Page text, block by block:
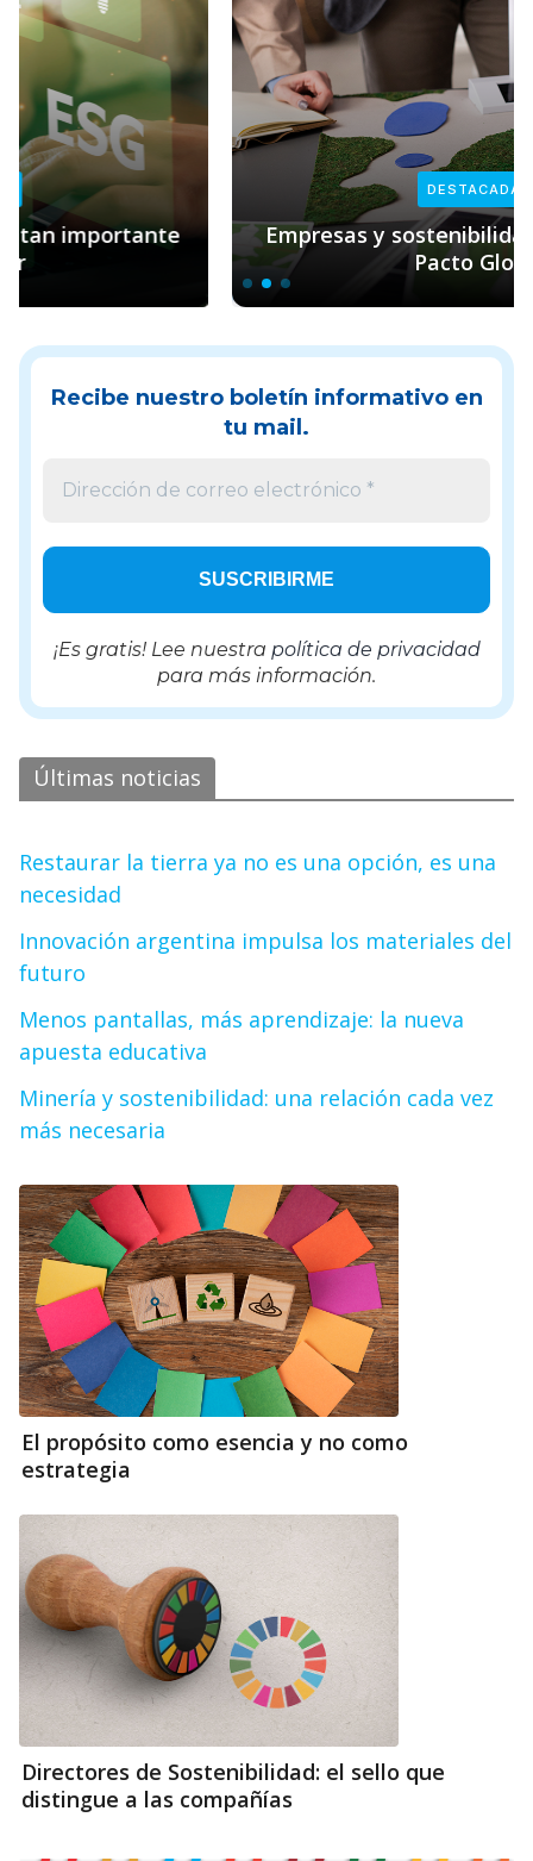
DESTACADAS
Empresas y sostenibilidad: el rol clave de
Pacto Global
Recibe nuestro boletín informativo en
tu mail.
¡Es gratis! Lee nuestra política de privacidad
para más información.
Últimas noticias
Restaurar la tierra ya no es una opción, es una
necesidad
Innovación argentina impulsa los materiales del
futuro
Menos pantallas, más aprendizaje: la nueva
apuesta educativa
Minería y sostenibilidad: una relación cada vez
más necesaria
El propósito como esencia y no como
estrategia
Directores de Sostenibilidad: el sello que
distingue a las compañías